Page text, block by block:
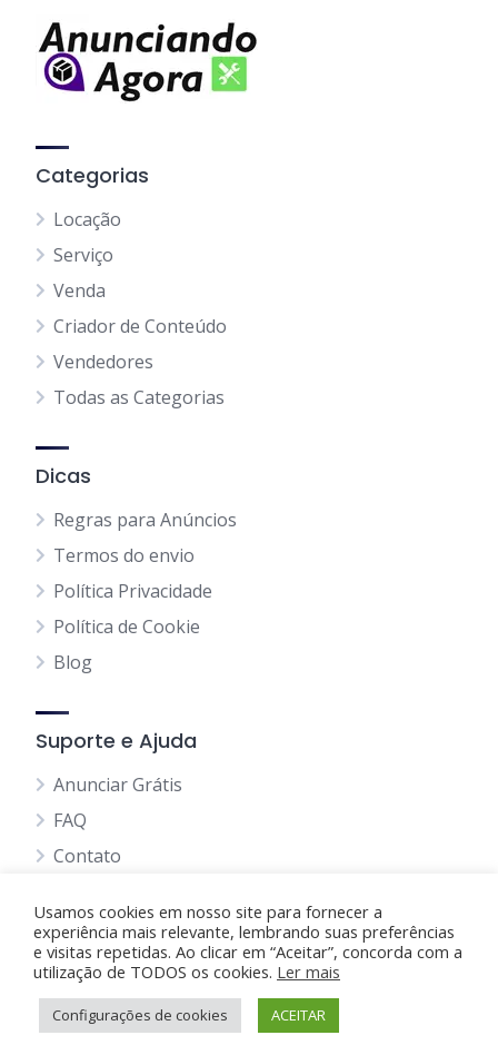
Categorias
Locação
Serviço
Venda
Criador de Conteúdo
Vendedores
Todas as Categorias
Dicas
Regras para Anúncios
Termos do envio
Política Privacidade
Política de Cookie
Blog
Suporte e Ajuda
Anunciar Grátis
FAQ
Contato
Anunciando Agora
Página Inicial
Minha Conta
Usamos cookies em nosso site para fornecer a
experiência mais relevante, lembrando suas preferências
e visitas repetidas. Ao clicar em “Aceitar”, concorda com a
utilização de TODOS os cookies. Ler mais
Configurações de cookies ACEITAR